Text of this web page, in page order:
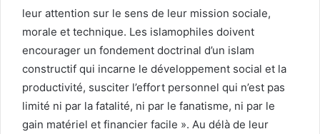
leur attention sur le sens de leur mission sociale,
morale et technique. Les islamophiles doivent
encourager un fondement doctrinal d’un islam
constructif qui incarne le développement social et la
productivité, susciter l’effort personnel qui n’est pas
limité ni par la fatalité, ni par le fanatisme, ni par le
gain matériel et financier facile ». Au délà de leur